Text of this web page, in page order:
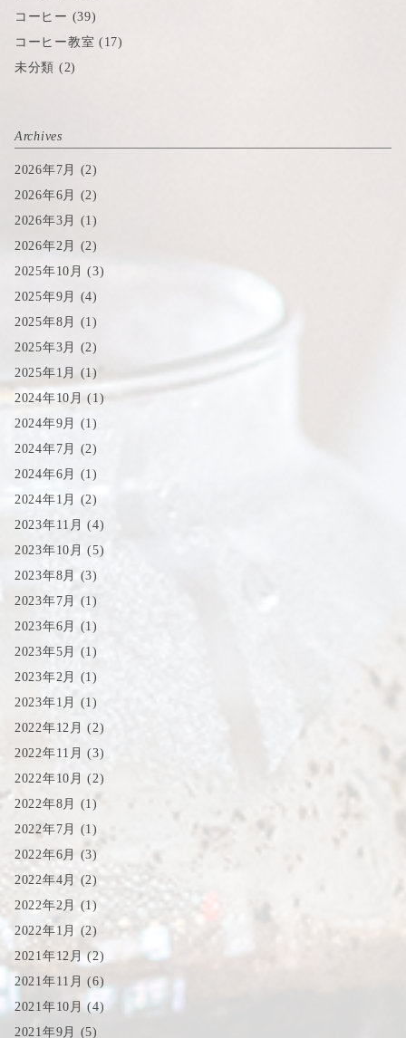
コーヒー (39)
コーヒー教室 (17)
未分類 (2)
Archives
2026年7月
(2)
2026年6月
(2)
2026年3月
(1)
2026年2月
(2)
2025年10月 (3)
2025年9月
(4)
2025年8月
(1)
2025年3月
(2)
2025年1月
(1)
2024年10月 (1)
2024年9月
(1)
2024年7月
(2)
2024年6月
(1)
2024年1月
(2)
2023年11月 (4)
2023年10月 (5)
2023年8月
(3)
2023年7月
(1)
2023年6月
(1)
2023年5月
(1)
2023年2月
(1)
2023年1月
(1)
2022年12月 (2)
2022年11月 (3)
2022年10月 (2)
2022年8月
(1)
2022年7月
(1)
2022年6月
(3)
2022年4月
(2)
2022年2月
(1)
2022年1月
(2)
2021年12月(2)
2021年11月 (6)
2021年10月 (4)
2021年9月
(5)